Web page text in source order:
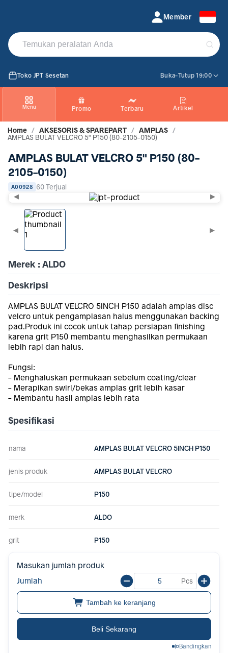
AMPLAS BULAT VELCRO 5 P150 (80-2105-0150)
Member
Toko JPT Sesetan Buka-Tutup 19:00
Menu Promo Terbaru Artikel
Home / AKSESORIS & SPAREPART / AMPLAS /
AMPLAS BULAT VELCRO 5" P150 (80-2105-0150)
◀ ▶
◀ ▶
AMPLAS BULAT VELCRO 5" P150 (80-
2105-0150)
A00928 60 Terjual
Merek : ALDO
Deskripsi
AMPLAS BULAT VELCRO 5INCH P150 adalah amplas disc
velcro untuk pengamplasan halus menggunakan backing
pad.Produk ini cocok untuk tahap persiapan finishing
karena grit P150 membantu menghasilkan permukaan
lebih rapi dan halus.
Fungsi:
- Menghaluskan permukaan sebelum coating/clear
- Merapikan swirl/bekas amplas grit lebih kasar
- Membantu hasil amplas lebih rata
Spesifikasi
nama AMPLAS BULAT VELCRO 5INCH P150
jenis produk AMPLAS BULAT VELCRO
tipe/model P150
merk ALDO
grit P150
Masukan jumlah produk
Jumlah
Pcs
Tambah ke keranjang
Beli Sekarang
Bandingkan